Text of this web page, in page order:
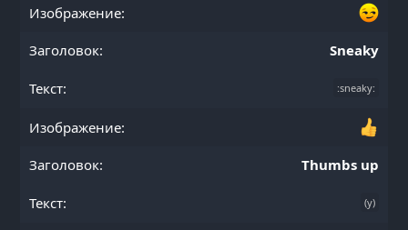
Sneaky
:sneaky:
Thumbs up
(y)